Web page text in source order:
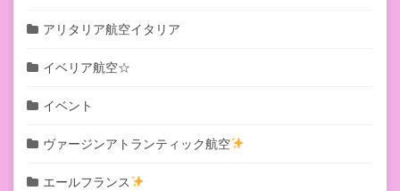
アリタリア航空イタリア
イベリア航空☆
イベント
ヴァージンアトランティック航空
エールフランス